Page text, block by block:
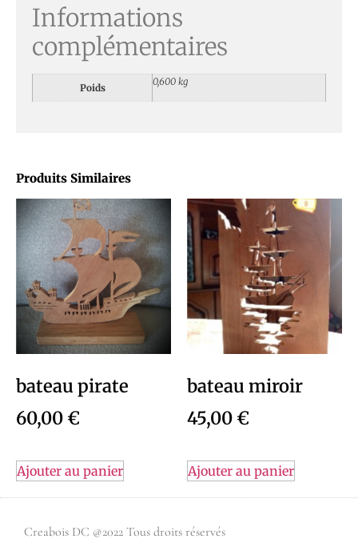
Produits Similaires
bateau pirate
60,00 €
Ajouter au panier
bateau miroir
45,00 €
Ajouter au panier
Informations
complémentaires
Poids
0,600 kg
Creabois DC @2022 Tous droits réservés